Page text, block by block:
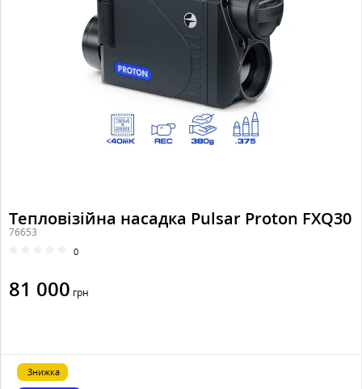
Тепловізійна насадка Pulsar Proton FXQ30
76653
0
81 000 грн
Знижка